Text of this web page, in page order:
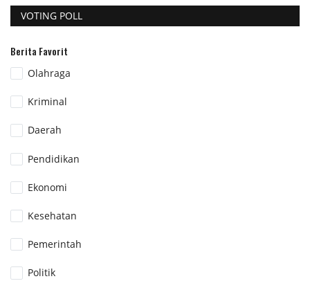
VOTING POLL
Berita Favorit
Olahraga
Kriminal
Daerah
Pendidikan
Ekonomi
Kesehatan
Pemerintah
Politik